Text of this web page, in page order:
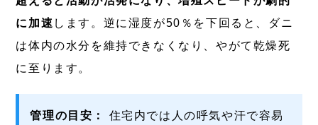
に加速 します。逆に湿度が50％を下回ると、ダニ
は体内の水分を維持できなくなり、やがて乾燥死
に至ります。
管理の目安： 住宅内では人の呼気や汗で容易